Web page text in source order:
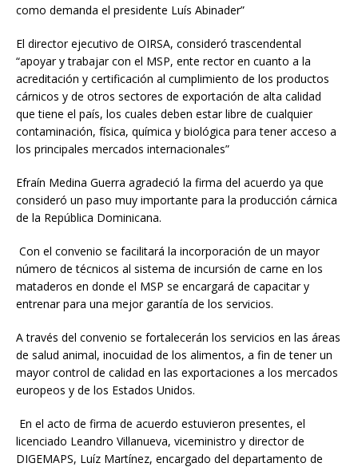
como demanda el presidente Luís Abinader”
El director ejecutivo de OIRSA, consideró trascendental
“apoyar y trabajar con el MSP, ente rector en cuanto a la
acreditación y certificación al cumplimiento de los productos
cárnicos y de otros sectores de exportación de alta calidad
que tiene el país, los cuales deben estar libre de cualquier
contaminación, física, química y biológica para tener acceso a
los principales mercados internacionales”
Efraín Medina Guerra agradeció la firma del acuerdo ya que
consideró un paso muy importante para la producción cárnica
de la República Dominicana.
Con el convenio se facilitará la incorporación de un mayor
número de técnicos al sistema de incursión de carne en los
mataderos en donde el MSP se encargará de capacitar y
entrenar para una mejor garantía de los servicios.
A través del convenio se fortalecerán los servicios en las áreas
de salud animal, inocuidad de los alimentos, a fin de tener un
mayor control de calidad en las exportaciones a los mercados
europeos y de los Estados Unidos.
En el acto de firma de acuerdo estuvieron presentes, el
licenciado Leandro Villanueva, viceministro y director de
DIGEMAPS, Luíz Martínez, encargado del departamento de